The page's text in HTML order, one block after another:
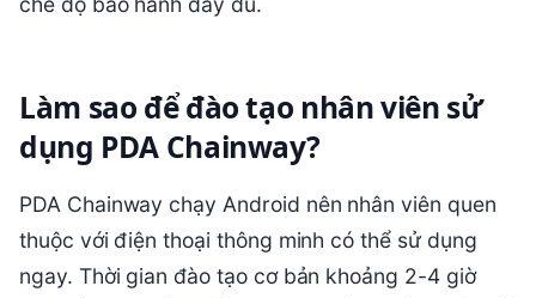
Làm sao để đào tạo nhân viên sử
dụng PDA Chainway?
PDA Chainway chạy Android nên nhân viên quen
thuộc với điện thoại thông minh có thể sử dụng
ngay. Thời gian đào tạo cơ bản khoảng 2-4 giờ